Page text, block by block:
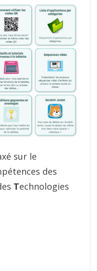
sur le
des
Technologies